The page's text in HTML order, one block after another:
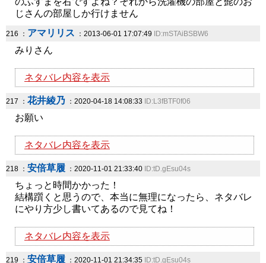
じさんの部屋しか行けません
216 ： アマリリス ：2013-06-01 17:07:49 ID:mSTAiBSBW6
みりさん
ネタバレ内容を表示
217 ： 花井綾乃 ：2020-04-18 14:08:33 ID:L3fBTF0f06
お願い
ネタバレ内容を表示
218 ： 安倍草履 ：2020-11-01 21:33:40 ID:tD.gEsu04s
ちょっと時間かかった！
結構躓くと思うので、本当に無理になったら、ネタバレ
にやり方少し書いてあるので見てね！
ネタバレ内容を表示
219 ： 安倍草履 ：2020-11-01 21:34:35 ID:tD.gEsu04s